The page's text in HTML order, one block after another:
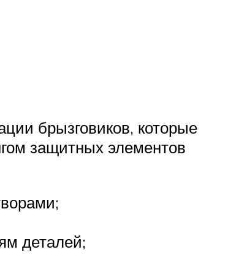
брызговиков, которые
защитных элементов
деталей;